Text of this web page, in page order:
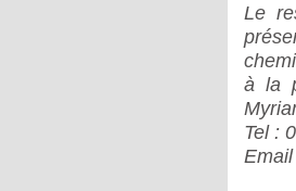
Le
à la
Tel :